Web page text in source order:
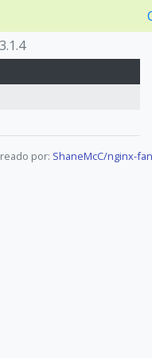
3.1.4
por: ShaneMcC/nginx-